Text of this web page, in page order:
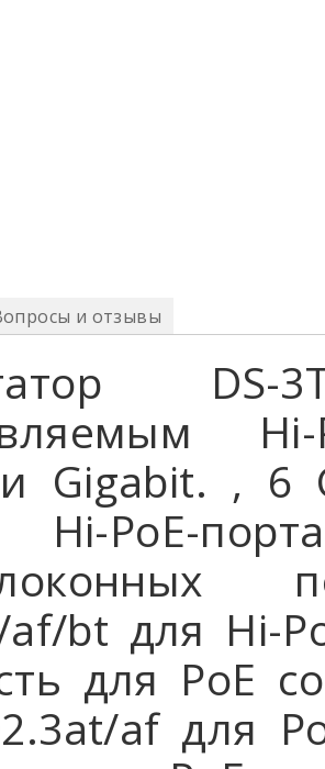
и отзывы
DS-
Gigabit. , 6
Hi-PoE-
af/bt для Hi-
для PoE
af для